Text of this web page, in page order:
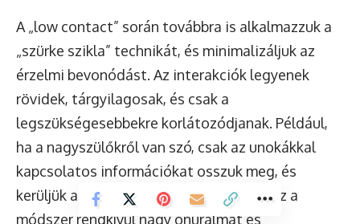
A „low contact” során továbbra is alkalmazzuk a
„szürke szikla” technikát, és minimalizáljuk az
érzelmi bevonódást. Az interakciók legyenek
rövidek, tárgyilagosak, és csak a
legszükségesebbekre korlátozódjanak. Például,
ha a nagyszülőkről van szó, csak az unokákkal
kapcsolatos információkat osszuk meg, és
kerüljük a személyes beszélgetéseket. Ez a
módszer rendkívül nagy önuralmat és